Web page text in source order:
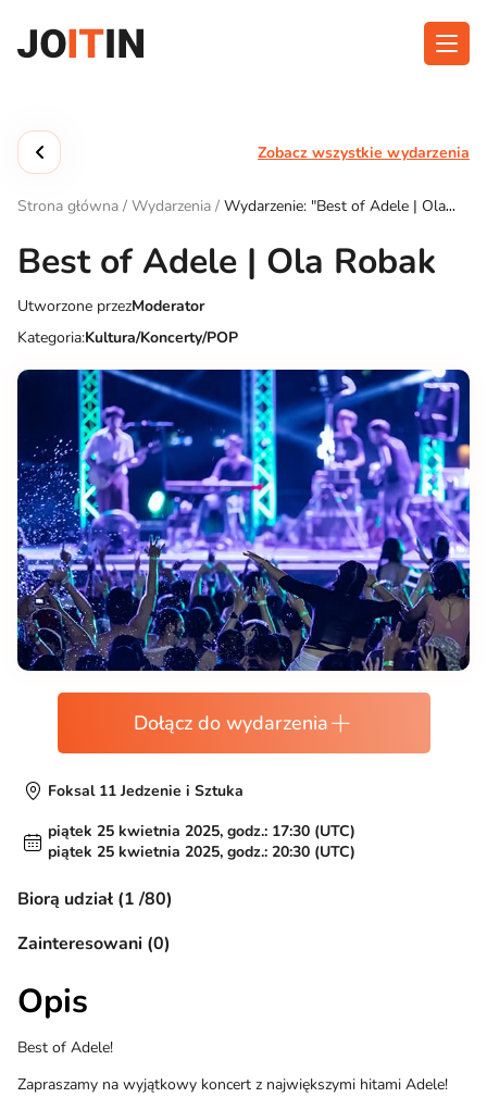
treści
Funkcjonalność
Kontakt
Zobacz wszystkie wydarzenia
Strona główna / Wydarzenia / Wydarzenie: "Best of Adele | Ola
Best of Adele | Ola Robak
Utworzone przezModerator
Kategoria:Kultura/Koncerty/POP
Dołącz do wydarzenia
Foksal 11 Jedzenie i Sztuka
piątek 25 kwietnia 2025, godz.: 17:30 (UTC)
piątek 25 kwietnia 2025, godz.: 20:30 (UTC)
Biorą udział (1 /80)
Zainteresowani (0)
Opis
Best of Adele!
Zapraszamy na wyjątkowy koncert z największymi hitami Adele!